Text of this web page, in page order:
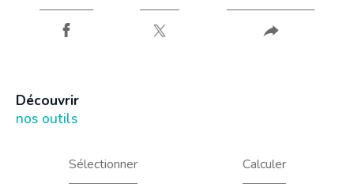
découvrir
nos outils
Sélectionner Calculer